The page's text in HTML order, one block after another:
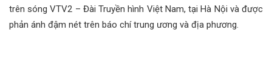
trên sóng VTV2 – Đài Truyền hình Việt Nam, tại Hà Nội và được
phản ánh đậm nét trên báo chí trung ương và địa phương.